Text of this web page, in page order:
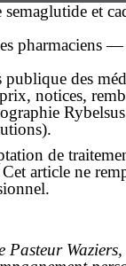
et
pharmaciens —
publique des
notices,
Rybelsus
de
article ne
Pasteur